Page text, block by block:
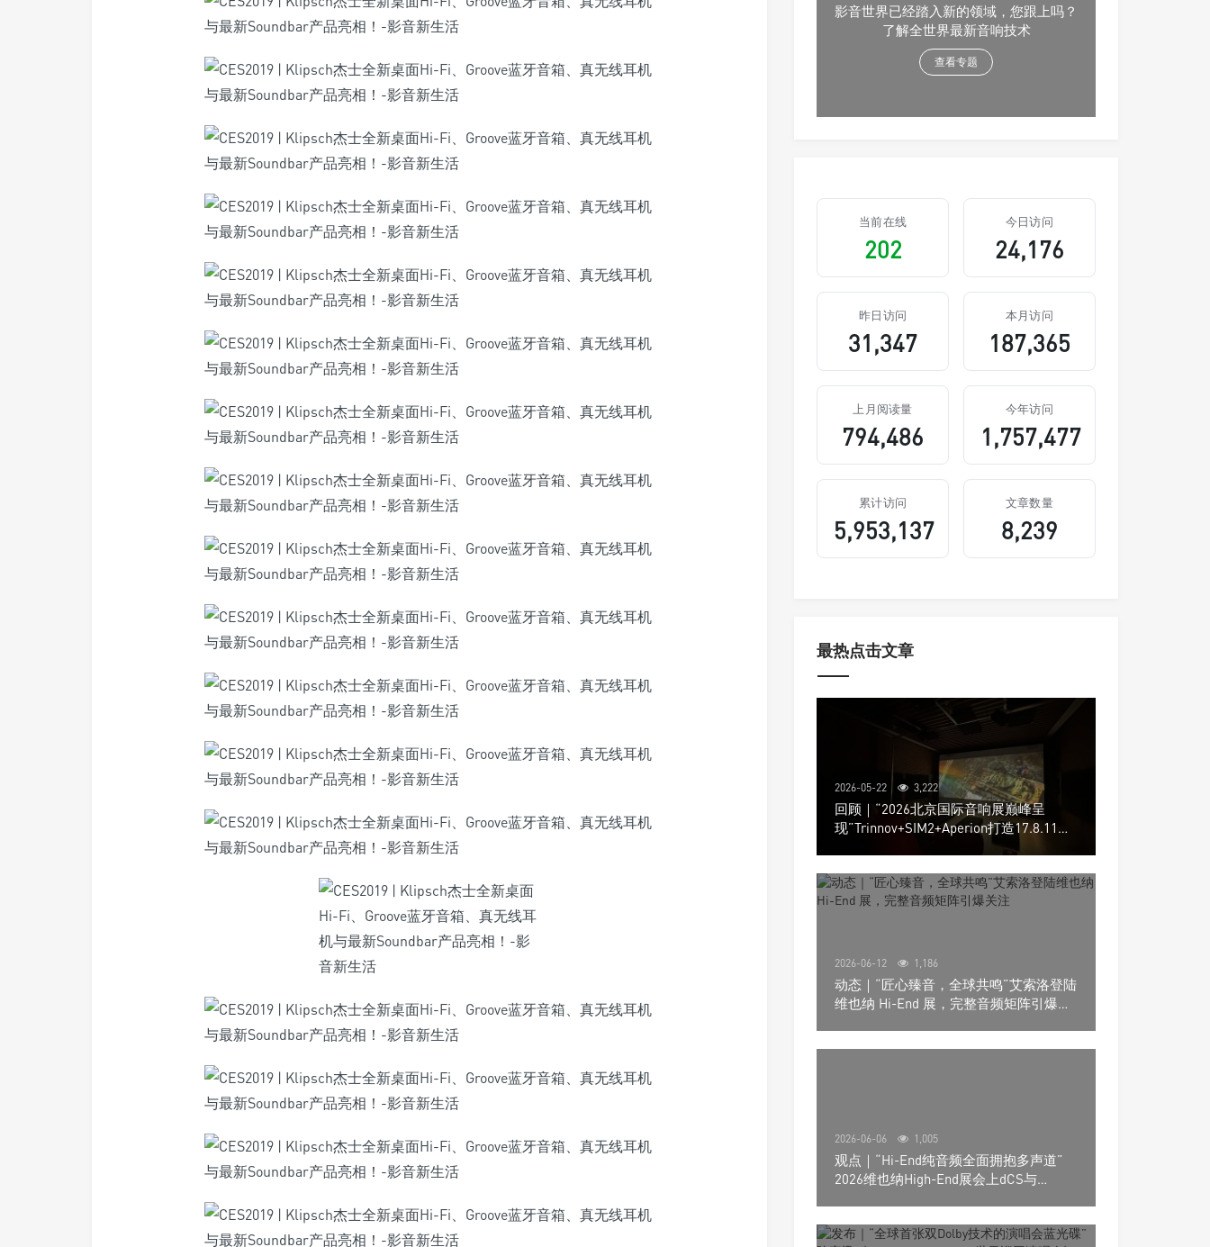
影音世界已经踏入新的领域，您跟上吗？
了解全世界最新音响技术
查看专题
当前在线
202
今日访问
24,176
昨日访问
31,347
本月访问
187,365
上月阅读量
794,486
今年访问
1,757,477
累计访问
5,953,137
文章数量
8,239
最热点击文章
2026-05-22 3,222
回顾｜“2026北京国际音响展巅峰呈
现”Trinnov+SIM2+Aperion打造17.8.11声
2026-06-12 1,186
动态｜“匠心臻音，全球共鸣”艾索洛登陆
维也纳 Hi-End 展，完整音频矩阵引爆关
2026-06-06 1,005
观点｜“Hi-End纯音频全面拥抱多声道”
2026维也纳High-End展会上dCS与